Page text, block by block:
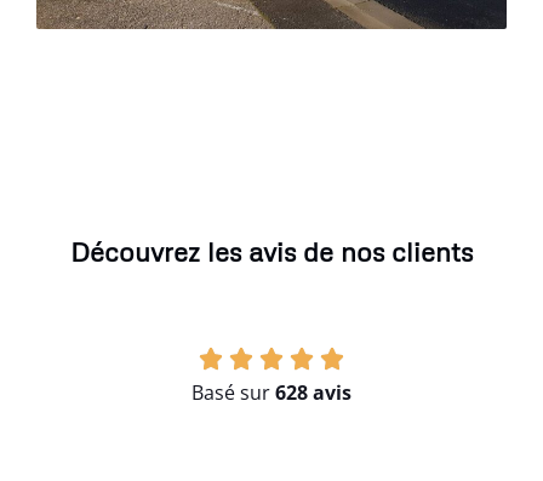
Découvrez les avis de nos clients
Basé sur628 avis